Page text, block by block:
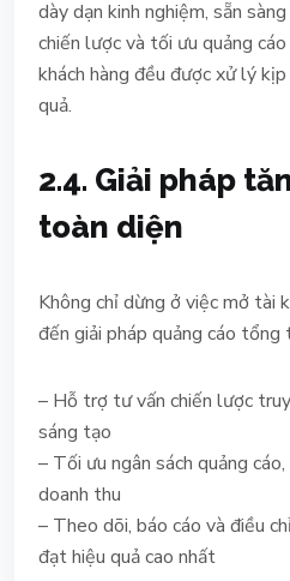
dày dạn kinh nghiệm, sẵn
chiến lược và tối ưu quảng
khách hàng đều được xử lý
quả.
2.4. Giải pháp
toàn diện
Không chỉ dừng ở việc mở tài
đến giải pháp quảng cáo tổng
– Hỗ trợ tư vấn chiến lược
sáng tạo
– Tối ưu ngân sách quảng
doanh thu
– Theo dõi, báo cáo và điều
đạt hiệu quả cao nhất